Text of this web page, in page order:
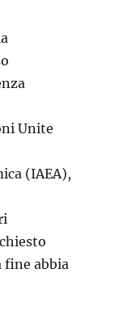
Unite
(IAEA),
fine abbia